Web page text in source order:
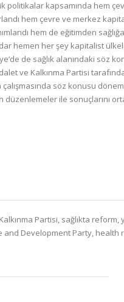
politikalar kapsamında hem
hem çevre ve merkez
hem de eğitimden
hemen her şey kapitalist
de sağlık alanındaki söz
ve Kalkınma Partisi
söz konusu
düzenlemeler ile sonuçlarını
Partisi, sağlıkta
and Development Party,